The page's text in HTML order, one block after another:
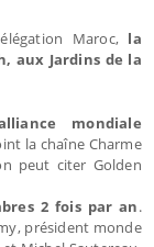
Maroc, la
aux Jardins de la
mondiale
la chaîne Charme
peut citer Golden
2 fois par an.
président monde